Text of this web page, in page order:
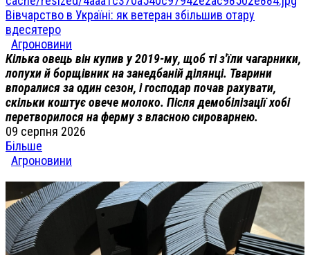
Вівчарство в Україні: як ветеран збільшив отару
вдесятеро
Агроновини
Кілька овець він купив у 2019-му, щоб ті з'їли чагарники,
лопухи й борщівник на занедбаній ділянці. Тварини
впоралися за один сезон, і господар почав рахувати,
скільки коштує овече молоко. Після демобілізації хобі
перетворилося на ферму з власною сироварнею.
09 серпня 2026
Більше
Агроновини